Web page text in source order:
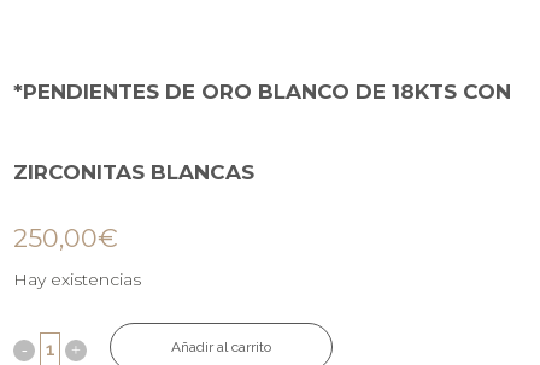
*PENDIENTES DE ORO BLANCO DE 18KTS CON
ZIRCONITAS BLANCAS
250,00€
Hay existencias
Añadir al carrito